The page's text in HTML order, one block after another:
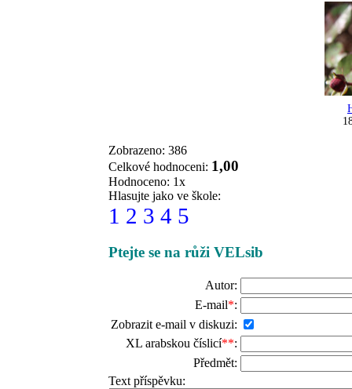
Zobrazeno: 386
Celkové hodnoceni: 1,00
Hodnoceno: 1x
Hlasujte jako ve škole:
1 2 3 4 5
Ptejte se na růži VELsib
Autor:
E-mail*:
Zobrazit e-mail v diskuzi:
XL arabskou číslicí**:
Předmět:
Text příspěvku: